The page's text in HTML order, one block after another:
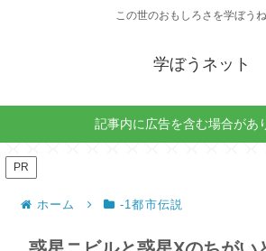
この世のおもしろさを学ぼう
学ぼうネット
記事内に広告を含む場合があ
PR
ホーム -1都市伝説